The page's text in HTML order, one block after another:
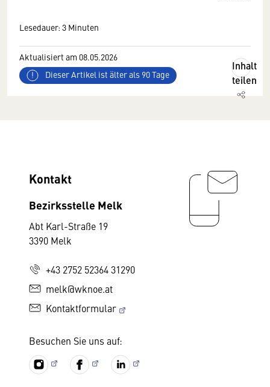
Lesedauer: 3 Minuten
Aktualisiert am 08.05.2026
Dieser Artikel ist älter als 90 Tage
Inhalt
teilen
Kontakt
Bezirksstelle Melk
Abt Karl-Straße 19
3390 Melk
+43 2752 52364 31290
melk@wknoe.at
Kontaktformular
Besuchen Sie uns auf: